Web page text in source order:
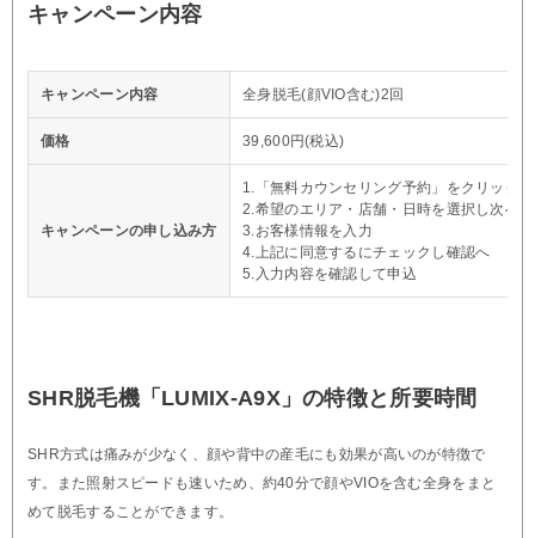
キャンペーン内容
キャンペーン内容 全身脱毛(顔VIO含む)2回
価格 39,600円(税込)
キャンペーンの申し込み方
1.「無料カウンセリング予約」をクリック
2.希望のエリア・店舗・日時を選択し次へ
3.お客様情報を入力
4.上記に同意するにチェックし確認へ
5.入力内容を確認して申込
SHR脱毛機「LUMIX-A9X」の特徴と所要時間
SHR方式は痛みが少なく、顔や背中の産毛にも効果が高いのが特徴で
す。また照射スピードも速いため、約40分で顔やVIOを含む全身をまと
めて脱毛することができます。